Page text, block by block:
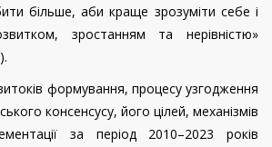
більше, аби краще зрозуміти себе і
зростанням та нерівністю»
формування, процесу узгодження
консенсусу, його цілей, механізмів
за період 2010–2023 років